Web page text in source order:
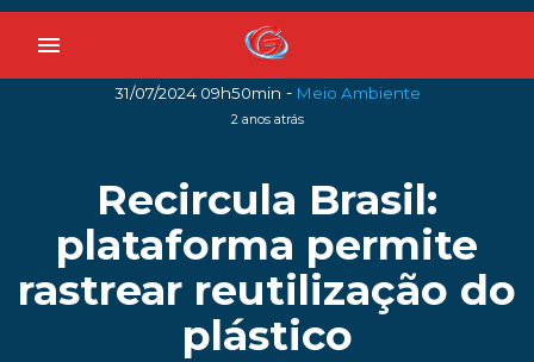
menu
31/07/2024 09h50min - Meio Ambiente
2 anos atrás
Recircula Brasil:
plataforma permite
rastrear reutilização do
plástico